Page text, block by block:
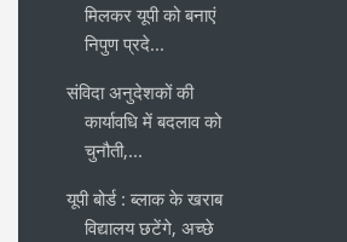
मिलकर यूपी को बनाएं
निपुण प्रदे...
संविदा अनुदेशकों की
कार्यावधि में बदलाव को
चुनौती,...
यूपी बोर्ड : ब्लाक के खराब
विद्यालय छटेंगे, अच्छे